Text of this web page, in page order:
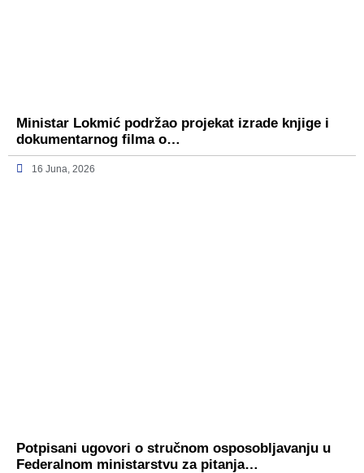
Ministar Lokmić podržao projekat izrade knjige i
dokumentarnog filma o…
16 Juna, 2026
Potpisani ugovori o stručnom osposobljavanju u
Federalnom ministarstvu za pitanja…